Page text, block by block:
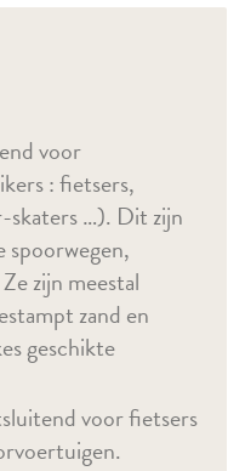
voor
: fietsers,
skaters …). Dit zijn
spoorwegen,
zijn meestal
zand en
geschikte
voor fietsers